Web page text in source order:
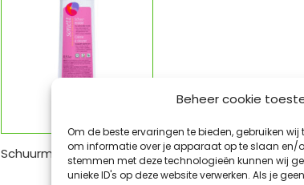
Beheer cookie
Om de beste ervaringen te bieden, gebruiken
om informatie over je apparaat op te slaan en/
stemmen met deze technologieën kunnen wij
unieke ID's op deze website verwerken. Als je
Schuurmiddel